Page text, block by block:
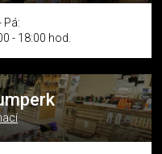
Pá:
- 18:00 hod.